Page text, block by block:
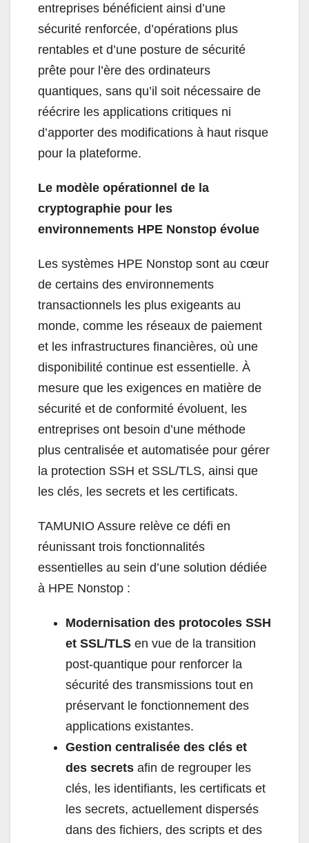
entreprises bénéficient ainsi d’une
sécurité renforcée, d’opérations plus
rentables et d’une posture de sécurité
prête pour l’ère des ordinateurs
quantiques, sans qu’il soit nécessaire de
réécrire les applications critiques ni
d’apporter des modifications à haut risque
pour la plateforme.
Le modèle opérationnel de la
cryptographie pour les
environnements HPE Nonstop évolue
Les systèmes HPE Nonstop sont au cœur
de certains des environnements
transactionnels les plus exigeants au
monde, comme les réseaux de paiement
et les infrastructures financières, où une
disponibilité continue est essentielle. À
mesure que les exigences en matière de
sécurité et de conformité évoluent, les
entreprises ont besoin d’une méthode
plus centralisée et automatisée pour gérer
la protection SSH et SSL/TLS, ainsi que
les clés, les secrets et les certificats.
TAMUNIO Assure relève ce défi en
réunissant trois fonctionnalités
essentielles au sein d’une solution dédiée
à HPE Nonstop :
Modernisation des protocoles SSH
et SSL/TLS en vue de la transition
post-quantique pour renforcer la
sécurité des transmissions tout en
préservant le fonctionnement des
applications existantes.
Gestion centralisée des clés et
des secrets afin de regrouper les
clés, les identifiants, les certificats et
les secrets, actuellement dispersés
dans des fichiers, des scripts et des